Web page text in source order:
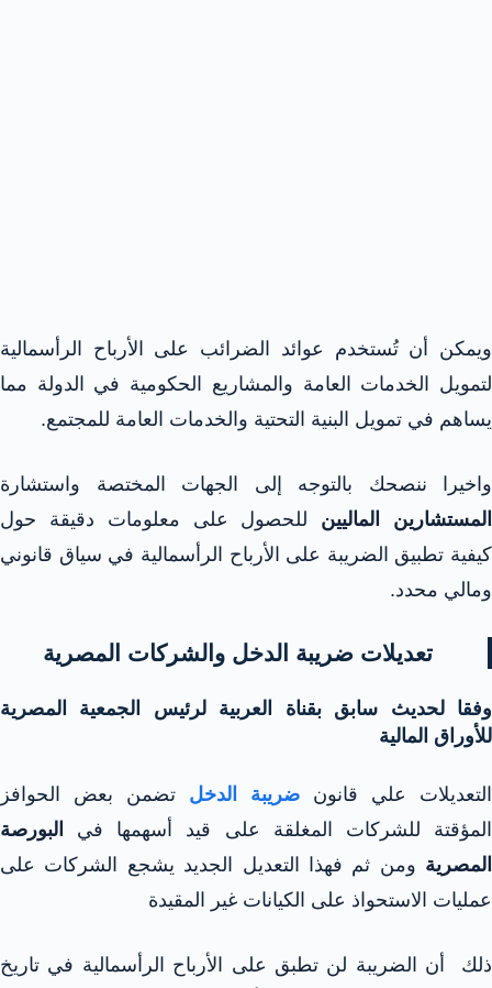
ويمكن أن تُستخدم عوائد الضرائب على الأرباح الرأسمالية
لتمويل الخدمات العامة والمشاريع الحكومية في الدولة مما
يساهم في تمويل البنية التحتية والخدمات العامة للمجتمع.
واخيرا ننصحك بالتوجه إلى الجهات المختصة واستشارة
المستشارين الماليين للحصول على معلومات دقيقة حول
كيفية تطبيق الضريبة على الأرباح الرأسمالية في سياق قانوني
ومالي محدد.
تعديلات ضريبة الدخل والشركات المصرية
وفقا لحديث سابق بقناة العربية لرئيس الجمعية المصرية
للأوراق المالية
التعديلات علي قانون ضريبة الدخل
تضمن بعض الحوافز
المؤقتة للشركات المغلقة على قيد أسهمها في
البورصة
المصرية ومن ثم فهذا التعديل الجديد يشجع الشركات على
عمليات الاستحواذ على الكيانات غير المقيدة
ذلك أن الضريبة لن تطبق على الأرباح الرأسمالية في تاريخ